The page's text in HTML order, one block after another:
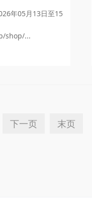
年05月13日至15
shop/...
下一页 末页